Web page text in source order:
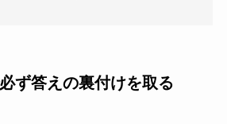
ず答えの裏付けを取る